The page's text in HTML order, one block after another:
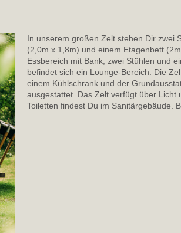
In unserem großen Zelt stehen Dir zwei
(2,0m x 1,8m) und einem Etagenbett
Essbereich mit Bank, zwei Stühlen und
befindet sich ein Lounge-Bereich. Die
einem Kühlschrank und der
ausgestattet. Das Zelt verfügt über Licht
Toiletten findest Du im Sanitärgebäude.